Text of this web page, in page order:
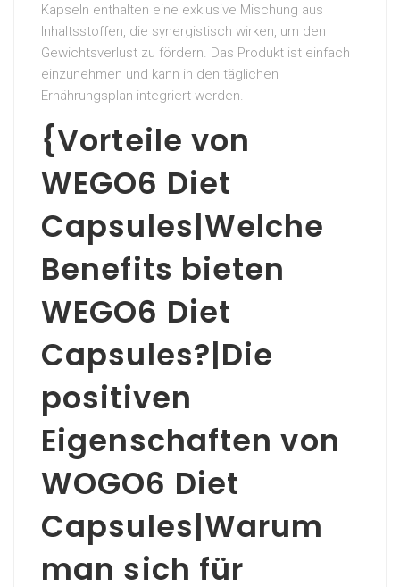
Kapseln enthalten eine exklusive Mischung aus
Inhaltsstoffen, die synergistisch wirken, um den
Gewichtsverlust zu fördern. Das Produkt ist einfach
einzunehmen und kann in den täglichen
Ernährungsplan integriert werden.
{Vorteile von
WEGO6 Diet
Capsules|Welche
Benefits bieten
WEGO6 Diet
Capsules?|Die
positiven
Eigenschaften von
WOGO6 Diet
Capsules|Warum
man sich für